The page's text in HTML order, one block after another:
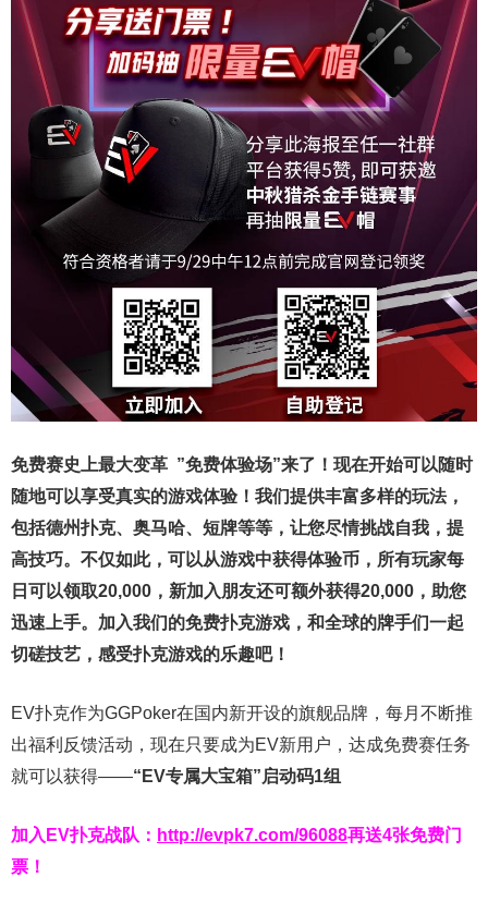
免费赛史上最大变革 ”免费体验场”来了！ 现在开始可以随时
随地可以享受真实的游戏体验！我们提供丰富多样的玩法，
包括德州扑克、奥马哈、短牌等等，让您尽情挑战自我，提
高技巧。不仅如此， 可以从游戏中获得体验币，所有玩家每
日可以领取20,000，新加入朋友还可额外获得20,000，助您
迅速上手。 加入我们的免费扑克游戏，和全球的牌手们一起
切磋技艺，感受扑克游戏的乐趣吧！
EV扑克作为GGPoker在国内新开设的旗舰品牌，每月不断推
出福利反馈活动，现在只要成为EV新用户，达成免费赛任务
就可以获得——“EV专属大宝箱”启动码1组
加入EV扑克战队： http://evpk7.com/96088再送4张免费门
票！